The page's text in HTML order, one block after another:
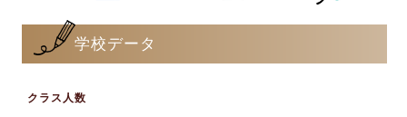
学校データ
クラス人数